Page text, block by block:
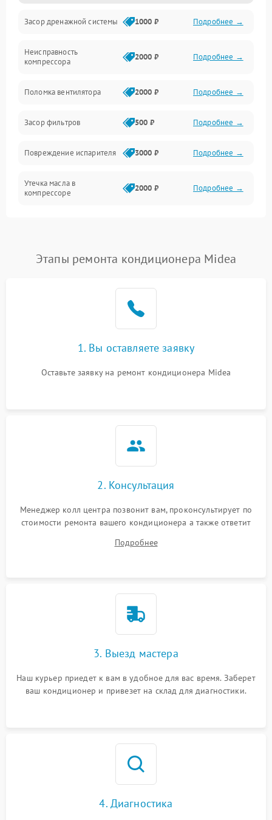
Управление
Электропитание
Засор дренажной системы 1000 ₽ Подробнее →
Неисправность
компрессора
2000 ₽ Подробнее →
Поломка вентилятора 2000 ₽ Подробнее →
Засор фильтров 500 ₽ Подробнее →
Повреждение испарителя 3000 ₽ Подробнее →
Утечка масла в
компрессоре
2000 ₽ Подробнее →
Неисправность
2000 ₽
1500 ₽
Повреждение корпуса
Этапы ремонта кондиционера Midea
1. Вы оставляете заявку
Оставьте заявку на ремонт кондиционера Midea
2. Консультация
Менеджер колл центра позвонит вам, проконсультирует по
стоимости ремонта вашего кондиционера а также ответит
Подробнее
3. Выезд мастера
Наш курьер приедет к вам в удобное для вас время. Заберет
ваш кондиционер и привезет на склад для диагностики.
4. Диагностика